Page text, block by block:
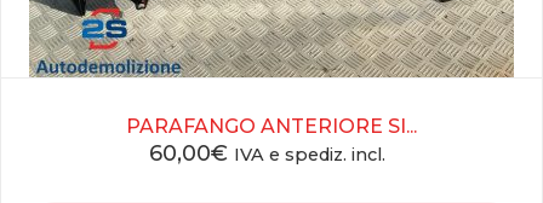
PARAFANGO ANTERIORE SI...
60,00€ IVA e spediz. incl.